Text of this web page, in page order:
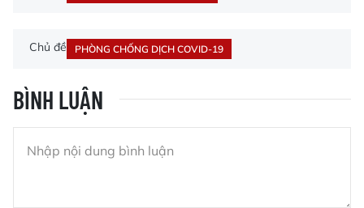
Chủ đề PHÒNG CHỐNG DỊCH COVID-19
BÌNH LUẬN